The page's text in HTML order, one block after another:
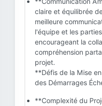
claire et équilibrée
meilleure
l'équipe et les
encourageant la
compréhension
projet.
**Défis de la Mise
des Démarrages
**Complexité du